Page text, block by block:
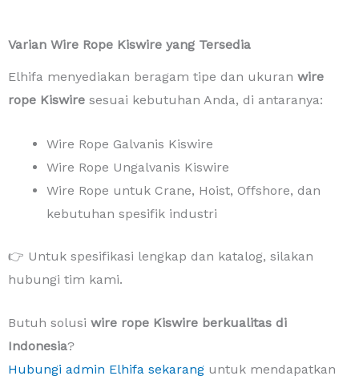
Varian Wire Rope Kiswire yang Tersedia
Elhifa menyediakan beragam tipe dan ukuran wire
rope Kiswire sesuai kebutuhan Anda, di antaranya:
Wire Rope Galvanis Kiswire
Wire Rope Ungalvanis Kiswire
Wire Rope untuk Crane, Hoist, Offshore, dan
kebutuhan spesifik industri
👉 Untuk spesifikasi lengkap dan katalog, silakan
hubungi tim kami.
Butuh solusi wire rope Kiswire berkualitas di
Indonesia?
Hubungi admin Elhifa sekarang untuk mendapatkan